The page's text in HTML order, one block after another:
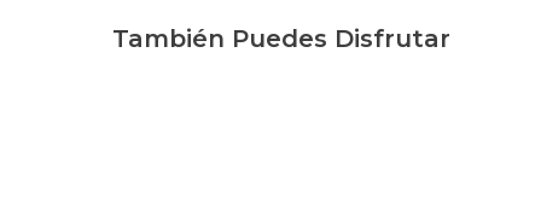
También Puedes Disfrutar